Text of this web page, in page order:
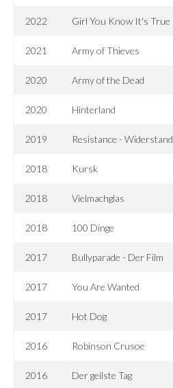
2022 Girl You Know It's True
2021 Army of Thieves
2020 Army of the Dead
2020 Hinterland
2019 Resistance - Widerstand
2018 Kursk
2018 Vielmachglas
2018 100 Dinge
2017 Bullyparade - Der Film
2017 You Are Wanted
2017 Hot Dog
2016 Robinson Crusoe
2016 Der geilste Tag